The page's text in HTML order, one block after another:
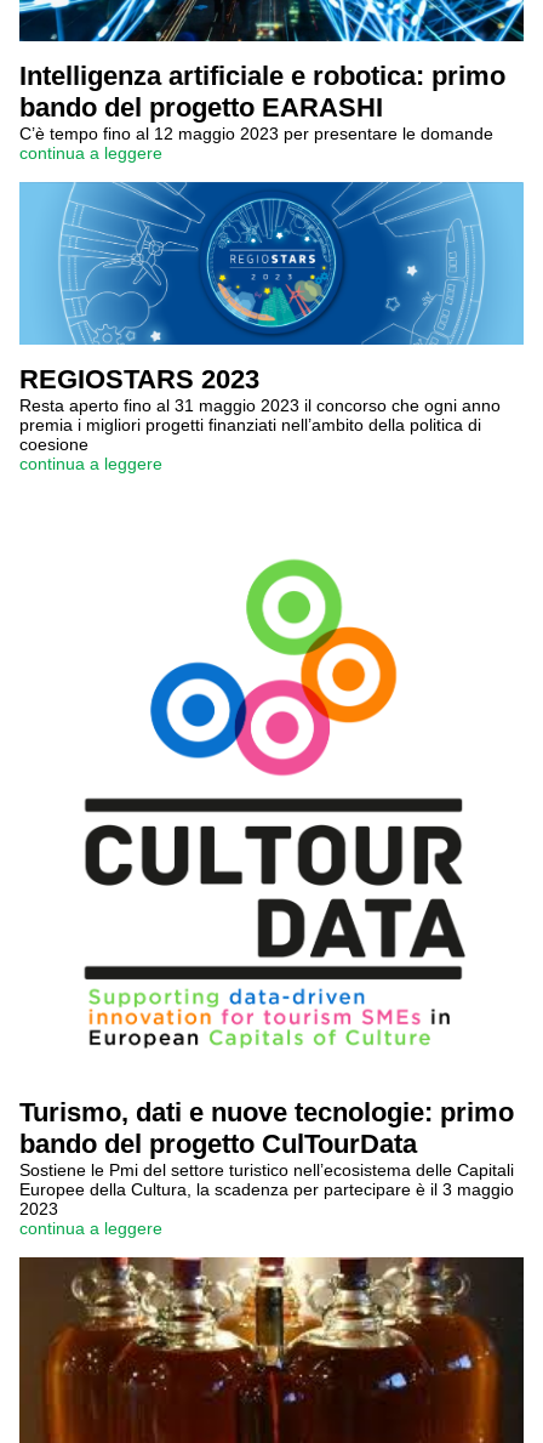
Intelligenza artificiale e robotica: primo
bando del progetto EARASHI
C’è tempo fino al 12 maggio 2023 per presentare le domande
continua a leggere
REGIOSTARS 2023
Resta aperto fino al 31 maggio 2023 il concorso che ogni anno
premia i migliori progetti finanziati nell’ambito della politica di
coesione
continua a leggere
Turismo, dati e nuove tecnologie: primo
bando del progetto CulTourData
Sostiene le Pmi del settore turistico nell’ecosistema delle Capitali
Europee della Cultura, la scadenza per partecipare è il 3 maggio
2023
continua a leggere